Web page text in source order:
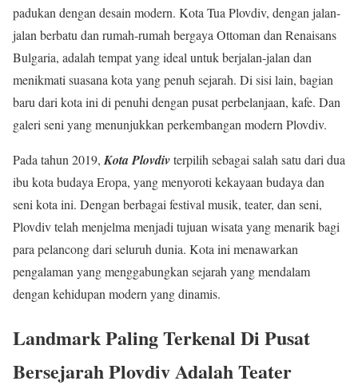
padukan dengan desain modern. Kota Tua Plovdiv, dengan jalan-
jalan berbatu dan rumah-rumah bergaya Ottoman dan Renaisans
Bulgaria, adalah tempat yang ideal untuk berjalan-jalan dan
menikmati suasana kota yang penuh sejarah. Di sisi lain, bagian
baru dari kota ini di penuhi dengan pusat perbelanjaan, kafe. Dan
galeri seni yang menunjukkan perkembangan modern Plovdiv.
Pada tahun 2019, Kota Plovdivterpilih sebagai salah satu dari dua
ibu kota budaya Eropa, yang menyoroti kekayaan budaya dan
seni kota ini. Dengan berbagai festival musik, teater, dan seni,
Plovdiv telah menjelma menjadi tujuan wisata yang menarik bagi
para pelancong dari seluruh dunia. Kota ini menawarkan
pengalaman yang menggabungkan sejarah yang mendalam
dengan kehidupan modern yang dinamis.
Landmark Paling Terkenal Di Pusat
Bersejarah Plovdiv Adalah Teater